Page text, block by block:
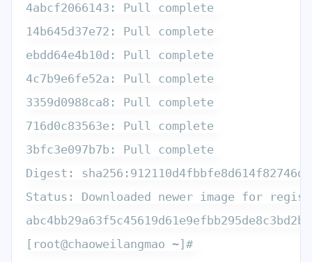
4abcf2066143: Pull complete
14b645d37e72: Pull complete
ebdd64e4b10d: Pull complete
4c7b9e6fe52a: Pull complete
3359d0988ca8: Pull complete
716d0c83563e: Pull complete
3bfc3e097b7b: Pull complete
Digest:
Status: Downloaded newer image for